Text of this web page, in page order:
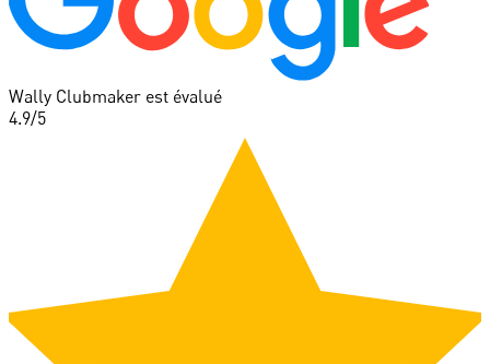
Wally Clubmaker est évalué
4.9/5